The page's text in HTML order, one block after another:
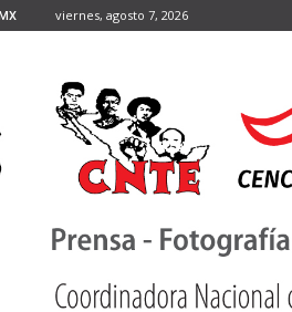
viernes, agosto 7, 2026